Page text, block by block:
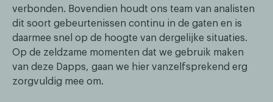
verbonden. Bovendien houdt ons team van analisten
dit soort gebeurtenissen continu in de gaten en is
daarmee snel op de hoogte van dergelijke situaties.
Op de zeldzame momenten dat we gebruik maken
van deze Dapps, gaan we hier vanzelfsprekend erg
zorgvuldig mee om.